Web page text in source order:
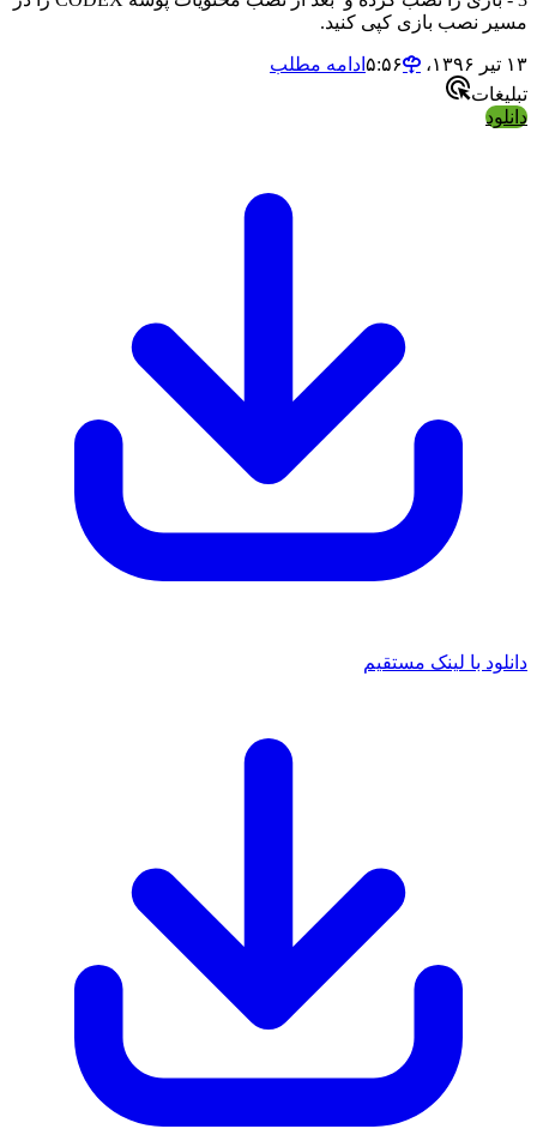
مسیر نصب بازی کپی کنید.
۱۳ تیر ۱۳۹۶،‏ ۵:۵۶
ادامه مطلب
تبلیغات
دانلود
دانلود با لینک مستقیم